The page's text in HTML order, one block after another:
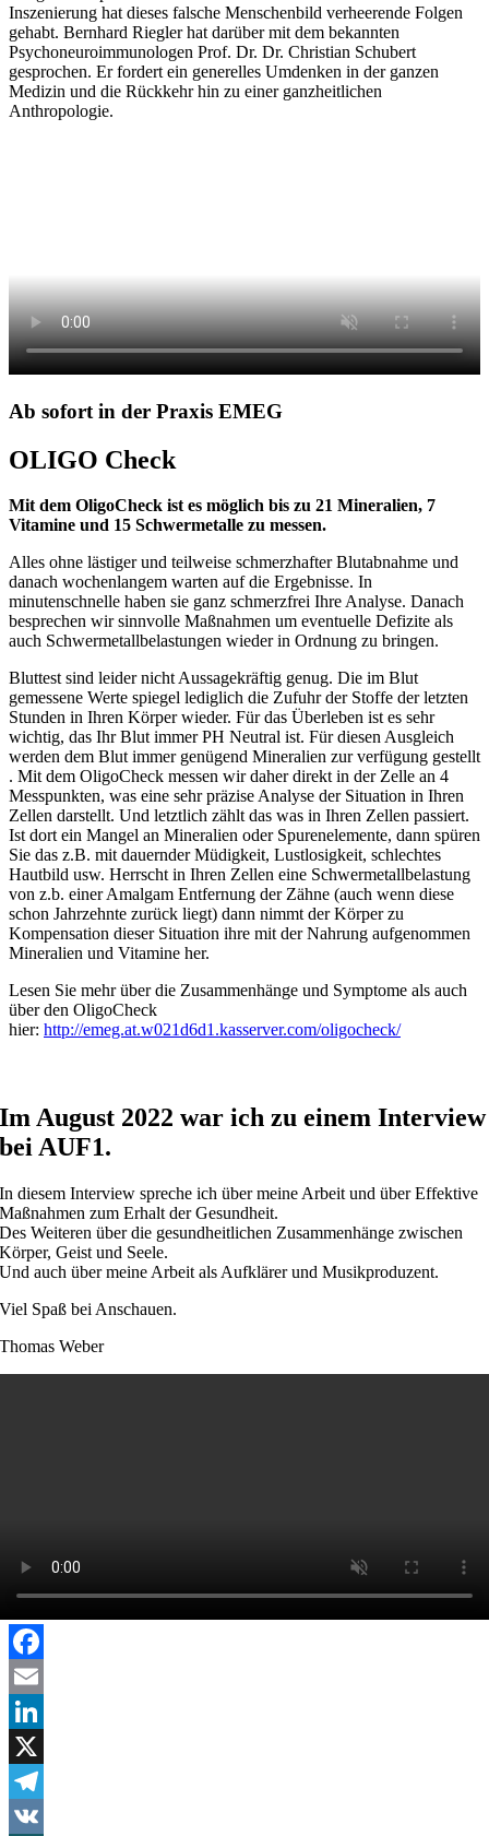
Inszenierung hat dieses falsche Menschenbild verheerende Folgen
gehabt. Bernhard Riegler hat darüber mit dem bekannten
Psychoneuroimmunologen Prof. Dr. Dr. Christian Schubert
gesprochen. Er fordert ein generelles Umdenken in der ganzen
Medizin und die Rückkehr hin zu einer ganzheitlichen
Anthropologie.
Ab sofort in der Praxis EMEG
OLIGO Check
Mit dem OligoCheck ist es möglich bis zu 21 Mineralien, 7
Vitamine und 15 Schwermetalle zu messen.
Alles ohne lästiger und teilweise schmerzhafter Blutabnahme und
danach wochenlangem warten auf die Ergebnisse. In
minutenschnelle haben sie ganz schmerzfrei Ihre Analyse. Danach
besprechen wir sinnvolle Maßnahmen um eventuelle Defizite als
auch Schwermetallbelastungen wieder in Ordnung zu bringen.
Bluttest sind leider nicht Aussagekräftig genug. Die im Blut
gemessene Werte spiegel lediglich die Zufuhr der Stoffe der letzten
Stunden in Ihren Körper wieder. Für das Überleben ist es sehr
wichtig, das Ihr Blut immer PH Neutral ist. Für diesen Ausgleich
werden dem Blut immer genügend Mineralien zur verfügung gestellt
. Mit dem OligoCheck messen wir daher direkt in der Zelle an 4
Messpunkten, was eine sehr präzise Analyse der Situation in Ihren
Zellen darstellt. Und letztlich zählt das was in Ihren Zellen passiert.
Ist dort ein Mangel an Mineralien oder Spurenelemente, dann spüren
Sie das z.B. mit dauernder Müdigkeit, Lustlosigkeit, schlechtes
Hautbild usw. Herrscht in Ihren Zellen eine Schwermetallbelastung
von z.b. einer Amalgam Entfernung der Zähne (auch wenn diese
schon Jahrzehnte zurück liegt) dann nimmt der Körper zu
Kompensation dieser Situation ihre mit der Nahrung aufgenommen
Mineralien und Vitamine her.
Lesen Sie mehr über die Zusammenhänge und Symptome als auch
über den OligoCheck
hier: http://emeg.at.w021d6d1.kasserver.com/oligocheck/
Im August 2022 war ich zu einem Interview
bei AUF1.
In diesem Interview spreche ich über meine Arbeit und über Effektive
Maßnahmen zum Erhalt der Gesundheit.
Des Weiteren über die gesundheitlichen Zusammenhänge zwischen
Körper, Geist und Seele.
Und auch über meine Arbeit als Aufklärer und Musikproduzent.
Viel Spaß bei Anschauen.
Thomas Weber
Facebook
Email
LinkedIn
X
Telegram